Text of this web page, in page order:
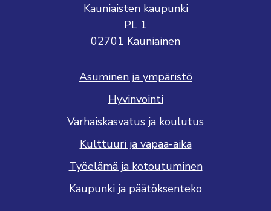
Kauniaisten kaupunki
PL 1
02701 Kauniainen
Asuminen ja ympäristö
Hyvinvointi
Varhaiskasvatus ja koulutus
Kulttuuri ja vapaa-aika
Työelämä ja kotoutuminen
Kaupunki ja päätöksenteko